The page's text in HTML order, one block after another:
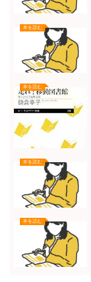
本を読む
本を読む
本を読む
本を読む